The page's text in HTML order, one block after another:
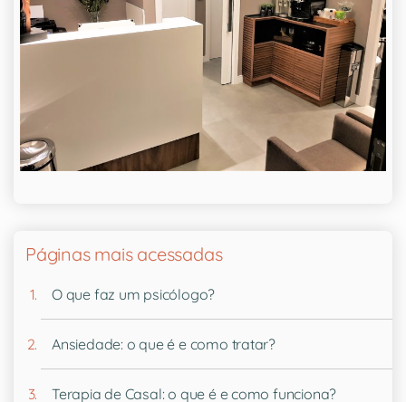
Páginas mais acessadas
O que faz um psicólogo?
Ansiedade: o que é e como tratar?
Terapia de Casal: o que é e como funciona?